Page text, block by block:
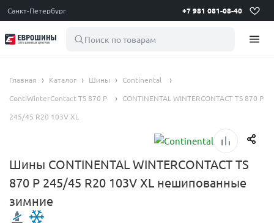
Санкт-Петербург +7 981 081-08-40
Поиск по товарам
Главная Каталог Шины
Continental
ContiWinterContact TS 870 P
CONTINENTAL WINTERCONTACT TS 870 P
245/45 R20 103V XL
Шины CONTINENTAL WINTERCONTACT TS
870 P 245/45 R20 103V XL нешипованные
зимние